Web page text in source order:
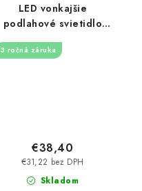
LED vonkajšie
podlahové svietidlo
4000K - LGL524S
3 ročná záruka
Skladom
€31,22 bez DPH
€38,40